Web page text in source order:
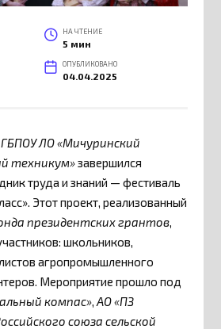
НА ЧТЕНИЕ
5 мин
ОПУБЛИКОВАНО
04.04.2025
ГБПОУ ЛО «Мичуринский
техникум»завершился
труда и знаний — фестиваль
Этот проект, реализованный
президентских грантов,
школьников,
агропромышленного
Мероприятие прошло под
компас»,АО «ПЗ
союза сельской